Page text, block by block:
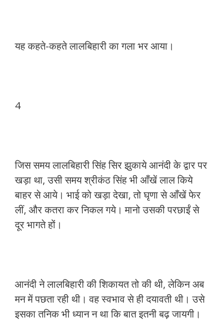
यह कहते-कहते लालबिहारी का गला भर आया।
4
जिस समय लालबिहारी सिंह सिर झुकाये आनंदी के द्वार पर
खड़ा था, उसी समय श्रीकंठ सिंह भी आँखें लाल किये
बाहर से आये। भाई को खड़ा देखा, तो घृणा से आँखें फेर
लीं, और कतरा कर निकल गये। मानो उसकी परछाईं से
दूर भागते हों।
आनंदी ने लालबिहारी की शिकायत तो की थी, लेकिन अब
मन में पछता रही थी। वह स्वभाव से ही दयावती थी। उसे
इसका तनिक भी ध्यान न था कि बात इतनी बढ़ जायगी।